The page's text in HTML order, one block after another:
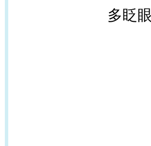
多眨